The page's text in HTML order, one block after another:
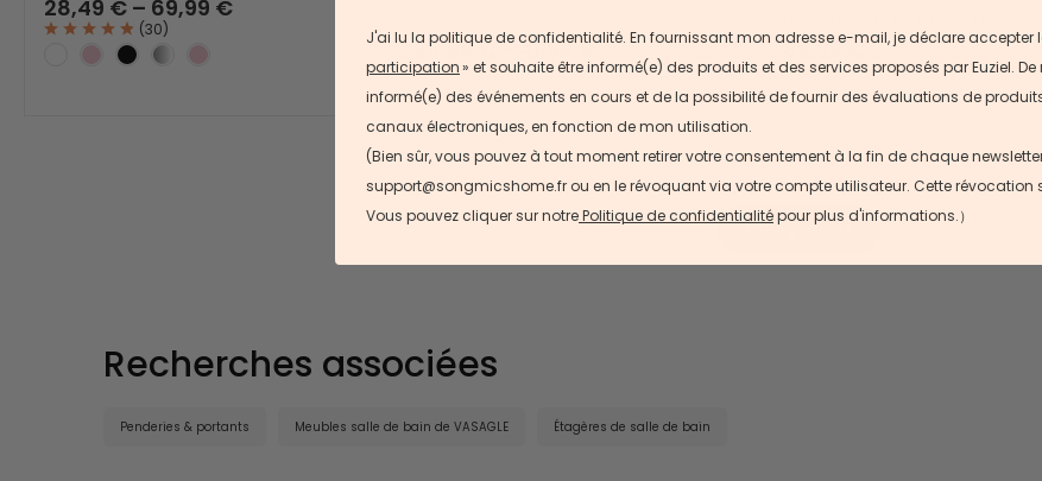
28,49 € – 69,99 €
(30)
36,99 € – 41,99 €
(1)
89,99 €
(78)
Charger plus
Recherches associées
Penderies & portants Meubles salle de bain de VASAGLE Étagères de salle de bain
J'ai lu la politique de confidentialité. En fournissant mon adresse e-mail, je déclare accepter
participation» et souhaite être informé(e) des produits et des services proposés par Euziel.
informé(e) des événements en cours et de la possibilité de fournir des évaluations de
canaux électroniques, en fonction de mon utilisation.
(Bien sûr, vous pouvez à tout moment retirer votre consentement à la fin de chaque
support@songmicshome.fr ou en le révoquant via votre compte utilisateur. Cette révocation
Vous pouvez cliquer sur notrePolitique de confidentialitépour plus d'informations.）